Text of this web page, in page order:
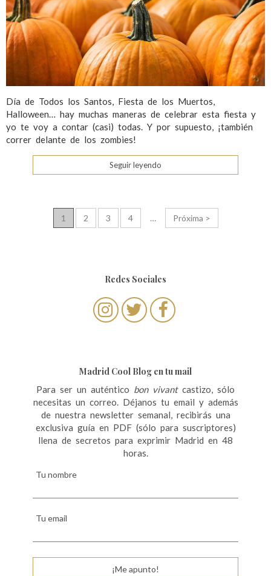
Día de Todos los Santos, Fiesta de los Muertos,
Halloween… hay muchas maneras de celebrar esta fiesta y
yo te voy a contar (casi) todas. Y por supuesto, ¡también
correr delante de los zombies!
Seguir leyendo
1 2 3 4 … Próxima >
Redes Sociales
Madrid Cool Blog en tu mail
Para ser un auténtico bon vivantcastizo, sólo
necesitas un correo. Déjanos tu email y además
de nuestra newsletter semanal, recibirás una
exclusiva guía en PDF (sólo para suscriptores)
llena de secretos para exprimir Madrid en 48
horas.
Tu nombre
Tu email
¡Me apunto!